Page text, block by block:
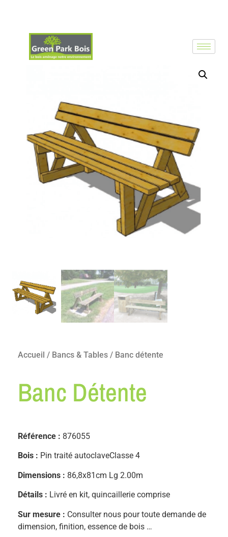
Accueil / Bancs & Tables / Banc détente
Banc Détente
Référence : 876055
Bois : Pin traité autoclaveClasse 4
Dimensions : 86,8x81cm Lg 2.00m
Détails : Livré en kit, quincaillerie comprise
Sur mesure : Consulter nous pour toute demande de
dimension, finition, essence de bois …